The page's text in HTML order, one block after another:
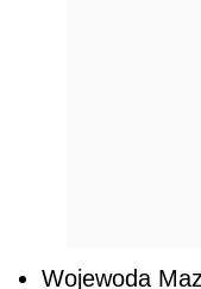
Wojewoda